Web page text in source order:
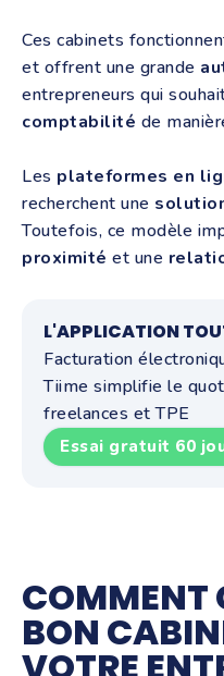
Ces cabinets
et offrent une grande
entrepreneurs qui
comptabilité de
Les plateformes en
recherchent une
Toutefois, ce modèle
proximité et une
L'APPLICATION
Facturation
Tiime simplifie le
freelances et TPE
Essai gratuit 60
COMMENT
BON